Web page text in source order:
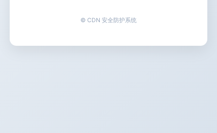
© CDN 安全防护系统